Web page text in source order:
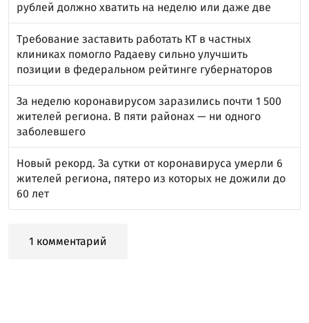
рублей должно хватить на неделю или даже две
Требование заставить работать КТ в частных
клиниках помогло Радаеву сильно улучшить
позиции в федеральном рейтинге губернаторов
За неделю коронавирусом заразились почти 1 500
жителей региона. В пяти районах — ни одного
заболевшего
Новый рекорд. За сутки от коронавируса умерли 6
жителей региона, пятеро из которых не дожили до
60 лет
1 комментарий